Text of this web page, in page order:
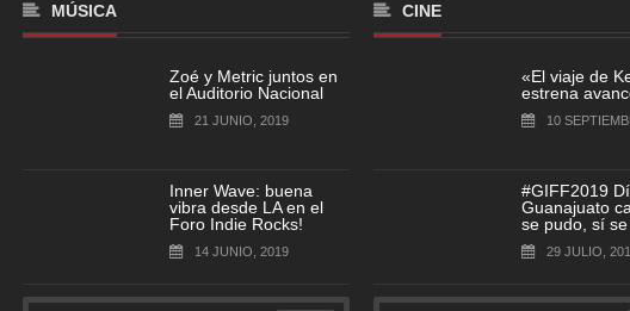
MÚSICA
Zoé y Metric juntos en
el Auditorio Nacional
21 JUNIO, 2019
Inner Wave: buena
vibra desde LA en el
Foro Indie Rocks!
14 JUNIO, 2019
CINE
«El viaje de
estrena
10
#GIFF2019
Guanajuato
se pudo, sí
29 JULIO,